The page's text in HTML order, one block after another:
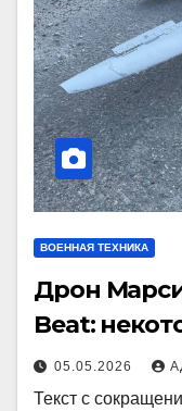
ВОЕННАЯ ТЕХНИКА
Дрон
Beat:
05.05.2026
Текст с